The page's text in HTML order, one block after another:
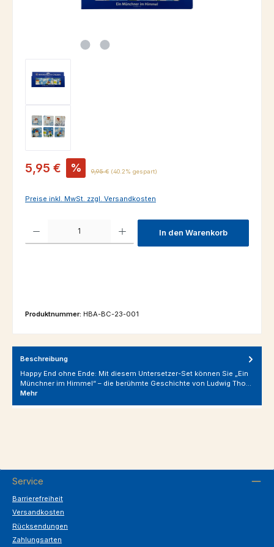
Verkaufspreis:
5,95 € % Regulärer Preis:
9,95 € (40.2% gespart)
Preise inkl. MwSt. zzgl. Versandkosten
Produkt Anzahl: Gib den gewünschten Wert ein oder benutze die
In den Warenkorb
Produktnummer: HBA-BC-23-001
Beschreibung
Happy End ohne Ende: Mit diesem Untersetzer-Set können Sie „Ein
Münchner im Himmel“ – die berühmte Geschichte von Ludwig Tho…
Mehr
Service
Barrierefreiheit
Versandkosten
Rücksendungen
Zahlungsarten